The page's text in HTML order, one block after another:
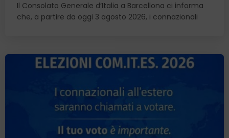
Il Consolato Generale d’Italia a Barcellona ci informa
che, a partire da oggi 3 agosto 2026, i connazionali